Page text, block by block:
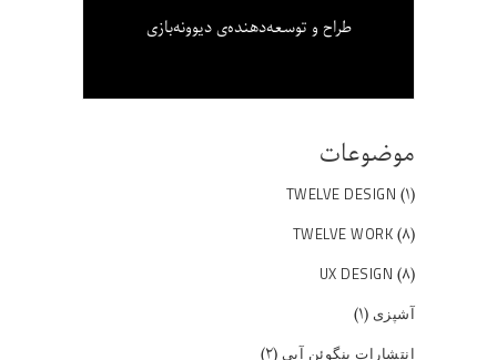
طراح و توسعه‌دهنده‌ی دیوونه‌بازی
موضوعات
TWELVE DESIGN (۱)
TWELVE WORK (۸)
UX DESIGN (۸)
آشپزی (۱)
انتشارات پنگوئن آبی (۲)